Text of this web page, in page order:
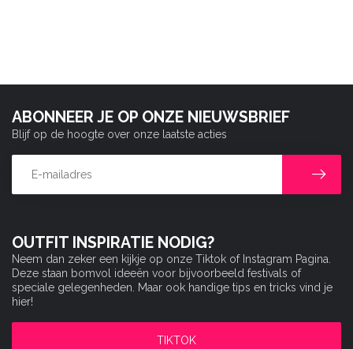
OUTFIT INSPIRATIE NODIG?
Neem dan zeker een kijkje op onze Tiktok of Instagram Pagina.
Deze staan bomvol ideeën voor bijvoorbeeld festivals of
speciale gelegenheden. Maar ook handige tips en tricks vind je
hier!
TIKTOK
ABONNEER JE OP ONZE NIEUWSBRIEF
Blijf op de hoogte over onze laatste acties